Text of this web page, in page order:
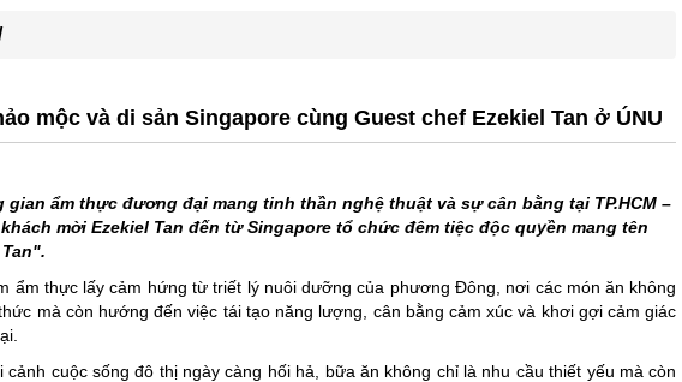
mộc và di sản Singapore cùng Guest chef Ezekiel Tan ở ÚNU
gian ẩm thực đương đại mang tinh thần nghệ thuật và sự cân bằng tại TP.HCM –
mời Ezekiel Tan đến từ Singapore tổ chức đêm tiệc độc quyền mang tên
ẩm thực lấy cảm hứng từ triết lý nuôi dưỡng của phương Đông, nơi các món ăn không
mà còn hướng đến việc tái tạo năng lượng, cân bằng cảm xúc và khơi gợi cảm giác
cảnh cuộc sống đô thị ngày càng hối hả, bữa ăn không chỉ là nhu cầu thiết yếu mà còn